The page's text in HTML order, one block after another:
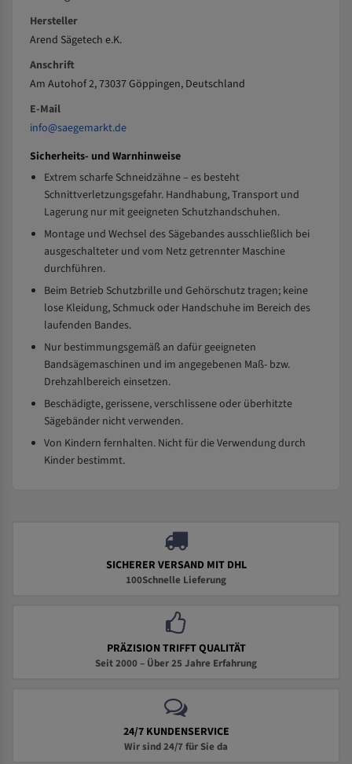
Hersteller
Arend Sägetech e.K.
Anschrift
Am Autohof 2, 73037 Göppingen, Deutschland
E-Mail
info@saegemarkt.de
Sicherheits- und Warnhinweise
Extrem scharfe Schneidzähne – es besteht
Schnittverletzungsgefahr. Handhabung, Transport und
Lagerung nur mit geeigneten Schutzhandschuhen.
Montage und Wechsel des Sägebandes ausschließlich bei
ausgeschalteter und vom Netz getrennter Maschine
durchführen.
Beim Betrieb Schutzbrille und Gehörschutz tragen; keine
lose Kleidung, Schmuck oder Handschuhe im Bereich des
laufenden Bandes.
Nur bestimmungsgemäß an dafür geeigneten
Bandsägemaschinen und im angegebenen Maß- bzw.
Drehzahlbereich einsetzen.
Beschädigte, gerissene, verschlissene oder überhitzte
Sägebänder nicht verwenden.
Von Kindern fernhalten. Nicht für die Verwendung durch
Kinder bestimmt.
SICHERER VERSAND MIT DHL
100Schnelle Lieferung
PRÄZISION TRIFFT QUALITÄT
Seit 2000 – Über 25 Jahre Erfahrung
24/7 KUNDENSERVICE
Wir sind 24/7 für Sie da